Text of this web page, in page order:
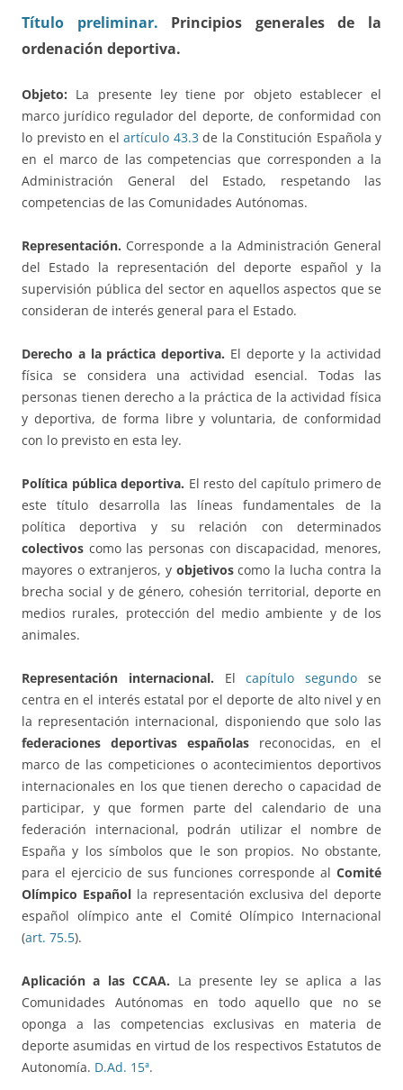
Título preliminar. Principios generalesde la
ordenación deportiva.
Objeto: La presente ley tiene por objeto establecer el
marco jurídico regulador del deporte, de conformidad con
lo previsto en el artículo 43.3 de la Constitución Española y
en el marco de las competencias que corresponden a la
Administración General del Estado, respetando las
competencias de las Comunidades Autónomas.
Representación. Corresponde a la Administración General
del Estado la representación del deporte español y la
supervisión pública del sector en aquellos aspectos que se
consideran de interés general para el Estado.
Derecho a la práctica deportiva. El deporte y la actividad
física se considera una actividad esencial. Todas las
personas tienen derecho a la práctica de la actividad física
y deportiva, de forma libre y voluntaria, de conformidad
con lo previsto en esta ley.
Política pública deportiva. El resto del capítulo primero de
este título desarrolla las líneas fundamentales de la
política deportiva y su relación con determinados
colectivos como las personas con discapacidad, menores,
mayores o extranjeros, y objetivoscomo la lucha contra la
brecha social y de género, cohesión territorial, deporte en
medios rurales, protección del medio ambiente y de los
animales.
Representación internacional. Elcapítulo segundo se
centra en el interés estatal por el deporte de alto nivel y en
la representación internacional, disponiendo que solo las
federaciones deportivas españolas reconocidas, en el
marco de las competiciones o acontecimientos deportivos
internacionales en los que tienen derecho o capacidad de
participar, y que formen parte del calendario de una
federación internacional, podrán utilizar el nombre de
España y los símbolos que le son propios. No obstante,
para el ejercicio de sus funciones corresponde al Comité
Olímpico Españolla representación exclusiva del deporte
español olímpico ante el Comité Olímpico Internacional
(art. 75.5).
Aplicación a las CCAA. La presente ley se aplica a las
Comunidades Autónomas en todo aquello que no se
oponga a las competencias exclusivas en materia de
deporte asumidas en virtud de los respectivos Estatutos de
Autonomía. D.Ad. 15ª.